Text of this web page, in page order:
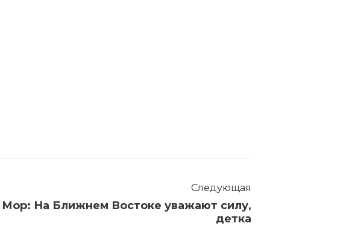
Следующая
Мор: На Ближнем Востоке уважают силу,
детка